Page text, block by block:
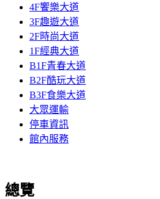
4F饗樂大道
3F趣遊大道
2F時尚大道
1F經典大道
B1F青春大道
B2F酷玩大道
B3F食樂大道
大眾運輸
停車資訊
館內服務
總覽